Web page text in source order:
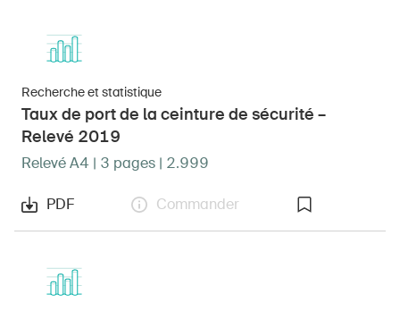
Recherche et statistique
Taux de port de la ceinture de sécurité –
Relevé 2019
Relevé A4 | 3 pages | 2.999
PDF Commander